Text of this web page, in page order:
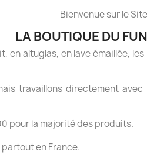
Bienvenue sur le Site
LA BOUTIQUE DU
altuglas, en lave émaillée,
travaillons directement
pour la majorité des produits.
en France.